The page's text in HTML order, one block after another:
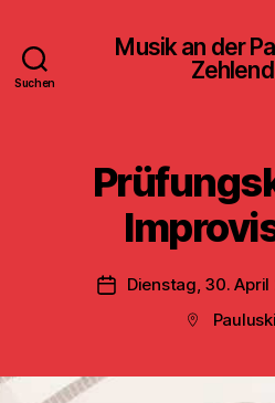
Suchen
Musik an der
Dienstag, 30.